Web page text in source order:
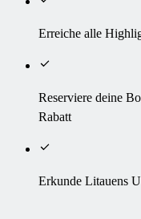
Erreiche alle
Reserviere deine
Rabatt
Erkunde Litauens